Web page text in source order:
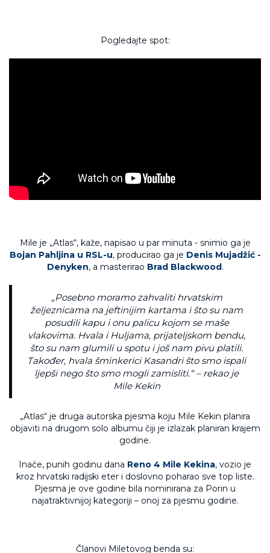
Pogledajte spot:
Mile je „Atlas“, kaže, napisao u par minuta - snimio ga je
Bojan Pahljina u RSL-u, producirao ga je Denis Mujadžić -
Denyken, a masterirao Brad Blackwood.
„Posebno moramo zahvaliti hrvatskim
željeznicama na jeftinijim kartama i što su nam
posudili kapu i onu palicu kojom se maše
vlakovima. Hvala i Huljama, prijateljskom bendu,
što su nam glumili u spotu i još nam pivu platili.
Također, hvala šminkerici Kasandri što smo ispali
ljepši nego što smo mogli zamisliti.“ – rekao je
Mile Kekin
„Atlas“ je druga autorska pjesma koju Mile Kekin planira
objaviti na drugom solo albumu čiji je izlazak planiran krajem
godine.
Inače, punih godinu dana Reno 4 Mile Kekina, vozio je
kroz hrvatski radijski eter i doslovno poharao sve top liste.
Pjesma je ove godine bila nominirana za Porin u
najatraktivnijoj kategoriji – onoj za pjesmu godine.
Članovi Miletovog benda su: